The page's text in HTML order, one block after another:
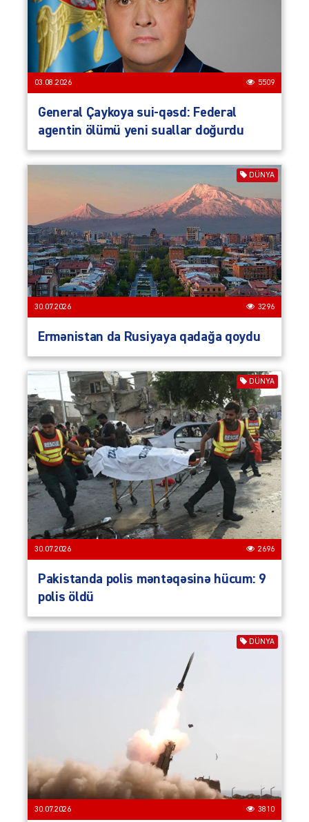
03.08.2026 5509
General Çaykoya sui-qəsd: Federal
agentin ölümü yeni suallar doğurdu
DÜNYA
30.07.2026 3296
Ermənistan da Rusiyaya qadağa qoydu
DÜNYA
30.07.2026 2696
Pakistanda polis məntəqəsinə hücum: 9
polis öldü
DÜNYA
30.07.2026 3810